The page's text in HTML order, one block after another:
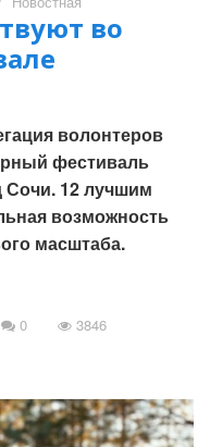
во
волонтеров
фестиваль
12 лучшим
возможность
масштаба.
0 3846